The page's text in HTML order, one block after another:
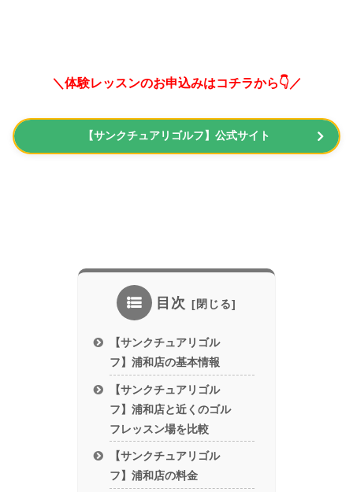
＼体験レッスンのお申込みはコチラから👇／
【サンクチュアリゴルフ】公式サイト
目次
【サンクチュアリゴル
フ】浦和店の基本情報
【サンクチュアリゴル
フ】浦和店と近くのゴル
フレッスン場を比較
【サンクチュアリゴル
フ】浦和店の料金